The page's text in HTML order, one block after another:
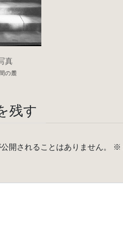
真
の麓
残す
開されることはありません。 ※